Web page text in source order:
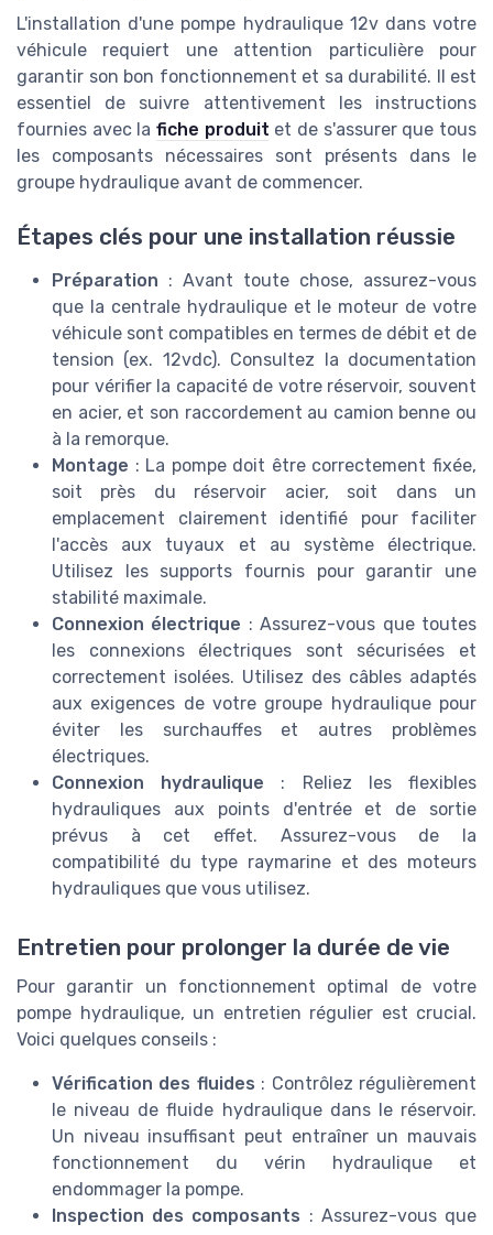
L'installation d'une pompe hydraulique 12v dans votre
véhicule requiert une attention particulière pour
garantir son bon fonctionnement et sa durabilité. Il est
essentiel de suivre attentivement les instructions
fournies avec la fiche produit et de s'assurer que tous
les composants nécessaires sont présents dans le
groupe hydraulique avant de commencer.
Étapes clés pour une installation réussie
Préparation : Avant toute chose, assurez-vous
que la centrale hydraulique et le moteur de votre
véhicule sont compatibles en termes de débit et de
tension (ex. 12vdc). Consultez la documentation
pour vérifier la capacité de votre réservoir, souvent
en acier, et son raccordement au camion benne ou
à la remorque.
Montage : La pompe doit être correctement fixée,
soit près du réservoir acier, soit dans un
emplacement clairement identifié pour faciliter
l'accès aux tuyaux et au système électrique.
Utilisez les supports fournis pour garantir une
stabilité maximale.
Connexion électrique : Assurez-vous que toutes
les connexions électriques sont sécurisées et
correctement isolées. Utilisez des câbles adaptés
aux exigences de votre groupe hydraulique pour
éviter les surchauffes et autres problèmes
électriques.
Connexion hydraulique : Reliez les flexibles
hydrauliques aux points d'entrée et de sortie
prévus à cet effet. Assurez-vous de la
compatibilité du type raymarine et des moteurs
hydrauliques que vous utilisez.
Entretien pour prolonger la durée de vie
Pour garantir un fonctionnement optimal de votre
pompe hydraulique, un entretien régulier est crucial.
Voici quelques conseils :
Vérification des fluides : Contrôlez régulièrement
le niveau de fluide hydraulique dans le réservoir.
Un niveau insuffisant peut entraîner un mauvais
fonctionnement du vérin hydraulique et
endommager la pompe.
Inspection des composants : Assurez-vous que